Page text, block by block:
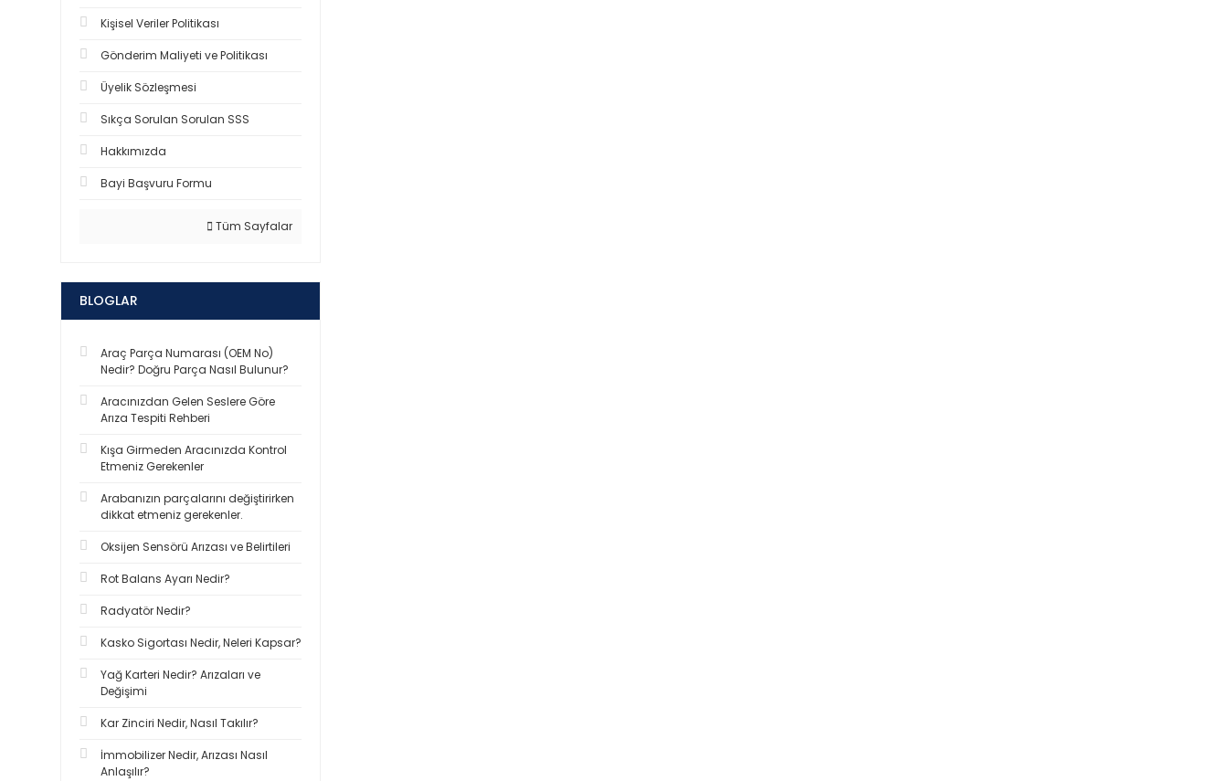
Kişisel Veriler Politikası
Gönderim Maliyeti ve Politikası
Üyelik Sözleşmesi
Sıkça Sorulan Sorulan SSS
Hakkımızda
Bayi Başvuru Formu
Tüm Sayfalar
BLOGLAR
Araç Parça Numarası (OEM No)
Nedir? Doğru Parça Nasıl Bulunur?
Aracınızdan Gelen Seslere Göre
Arıza Tespiti Rehberi
Kışa Girmeden Aracınızda Kontrol
Etmeniz Gerekenler
Arabanızın parçalarını değiştirirken
dikkat etmeniz gerekenler.
Oksijen Sensörü Arızası ve Belirtileri
Rot Balans Ayarı Nedir?
Radyatör Nedir?
Kasko Sigortası Nedir, Neleri Kapsar?
Yağ Karteri Nedir? Arızaları ve
Değişimi
Kar Zinciri Nedir, Nasıl Takılır?
İmmobilizer Nedir, Arızası Nasıl
Anlaşılır?